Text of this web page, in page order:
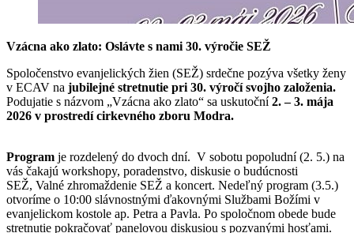
Vzácna ako zlato: Oslávte s nami 30. výročie SEŽ
Spoločenstvo evanjelických žien (SEŽ) srdečne pozýva všetky ženy
v ECAV na jubilejné stretnutie pri 30. výročí svojho založenia.
Podujatie s názvom „Vzácna ako zlato“ sa uskutoční2. – 3. mája
2026 v prostredí cirkevného zboru Modra.
Program je rozdelený do dvoch dní. V sobotu popoludní (2. 5.) na
vás čakajú workshopy, poradenstvo, diskusie o budúcnosti
SEŽ, Valné zhromaždenie SEŽ a koncert. Nedeľný program (3.5.)
otvoríme o 10:00 slávnostnými ďakovnými Službami Božími v
evanjelickom kostole ap. Petra a Pavla. Po spoločnom obede bude
stretnutie pokračovať panelovou diskusiou s pozvanými hosťami.